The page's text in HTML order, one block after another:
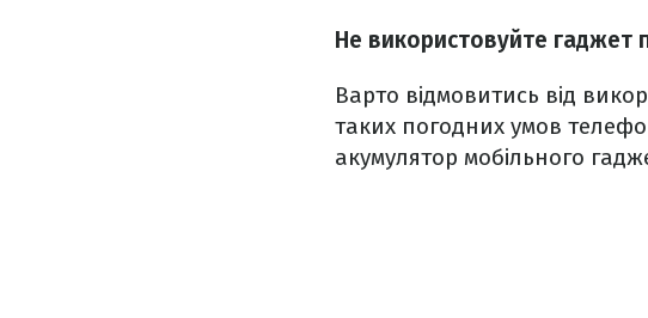
Не використовуйте гаджет
Варто відмовитись від
таких погодних умов
акумулятор мобільного